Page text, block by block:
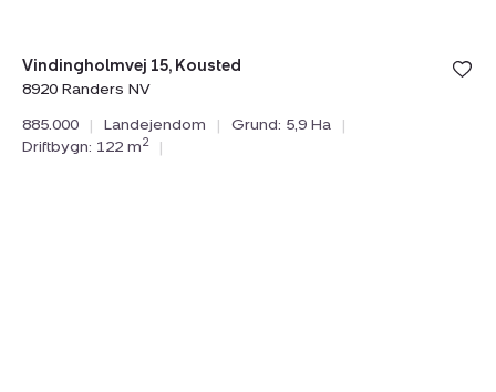
Vindingholmvej 15, Kousted
8920 Randers NV
885.000
| Landejendom | Grund: 5,9 Ha
|
Driftbygn: 122 m2 |